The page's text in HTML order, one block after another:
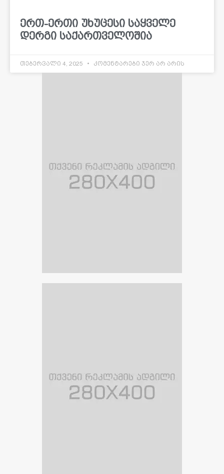
ერთ-ერთი უხუცესი საყველე
დერგი საქართველოშია
თებერვალი 4, 2025 კომენტარები ჯერ არ არის